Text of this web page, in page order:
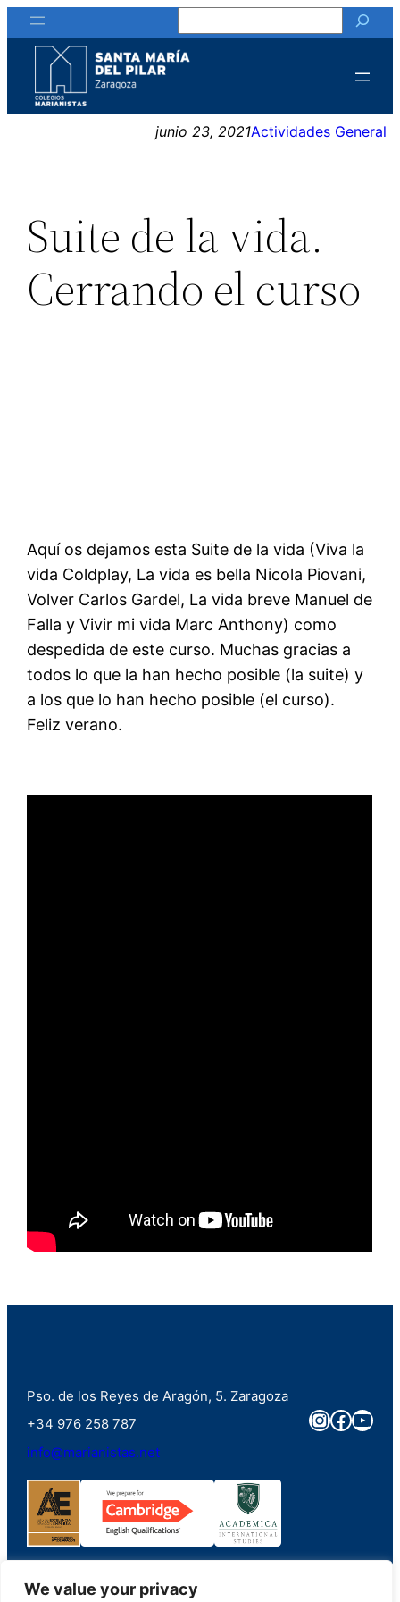
We value your privacy
Saltar
al
contenido
junio 23, 2021Actividades General
Suite de la vida.
Cerrando el curso
Aquí os dejamos esta Suite de la vida (Viva la
vida Coldplay, La vida es bella Nicola Piovani,
Volver Carlos Gardel, La vida breve Manuel de
Falla y Vivir mi vida Marc Anthony) como
despedida de este curso. Muchas gracias a
todos lo que la han hecho posible (la suite) y
a los que lo han hecho posible (el curso).
Feliz verano.
Pso. de los Reyes de Aragón, 5. Zaragoza
+34 976 258 787
info@marianistas.net